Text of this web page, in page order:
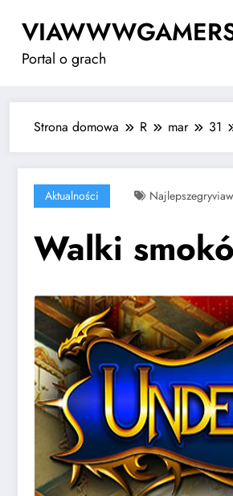
treściPortal o grach
Strona domowa R mar 31
Aktualności
Walki